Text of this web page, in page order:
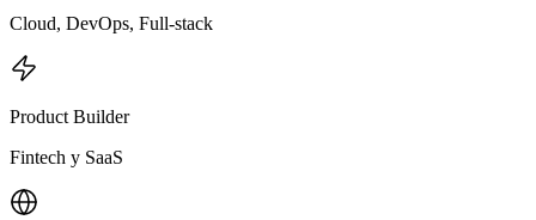
Cloud, DevOps, Full-stack
Product Builder
Fintech y SaaS